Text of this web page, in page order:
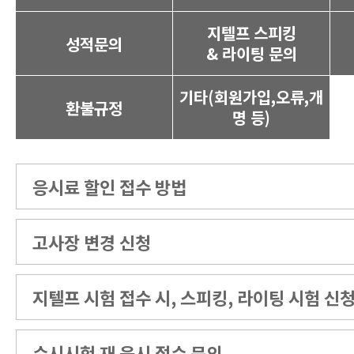
성적문의
지텔프 스피킹
& 라이팅 문의
환불규정
기타(회원가입,오류,개
명 등)
응시료 할인 접수 방법
고사장 변경 신청
지텔프 시험 접수 시, 스피킹, 라이팅 시험 신